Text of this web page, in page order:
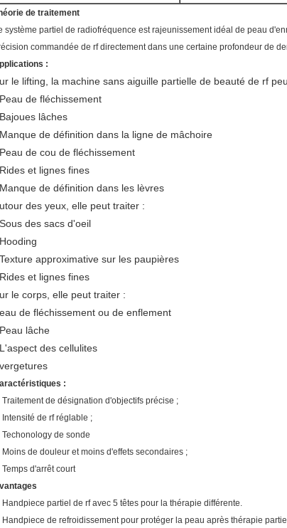
de traitement
système partiel de radiofréquence est rajeunissement idéal de peau
commandée de rf directement dans une certaine profondeur de
:
le lifting, la machine sans aiguille partielle de beauté de rf
Peau de fléchissement
lâches
Manque de définition dans la ligne de mâchoire
Peau de cou de fléchissement
Rides et lignes fines
Manque de définition dans les lèvres
des yeux, elle peut traiter :
Sous des sacs d'oeil
Texture approximative sur les paupières
Rides et lignes fines
le corps, elle peut traiter :
de fléchissement ou de enflement
lâche
L'aspect des cellulites
:
Traitement de désignation d'objectifs précise ;
Intensité de rf réglable ;
Techonology de sonde
Moins de douleur et moins d'effets secondaires ;
Temps d'arrêt court
Handpiece partiel de rf avec 5 têtes pour la thérapie différente.
Handpiece de refroidissement pour protéger la peau après thérapie